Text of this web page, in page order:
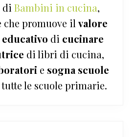
di Bambini in cucina,
che promuove il valore
di cucinare
di libri di cucina,
e sogna scuole
le scuole primarie.